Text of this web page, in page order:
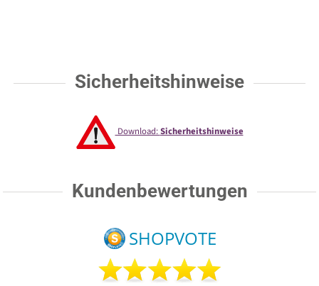
Sicherheitshinweise
Download:Sicherheitshinweise
Kundenbewertungen